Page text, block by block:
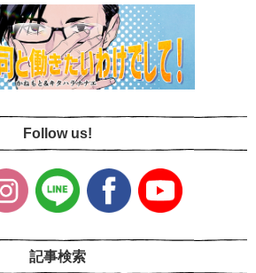
Follow us!
記事検索